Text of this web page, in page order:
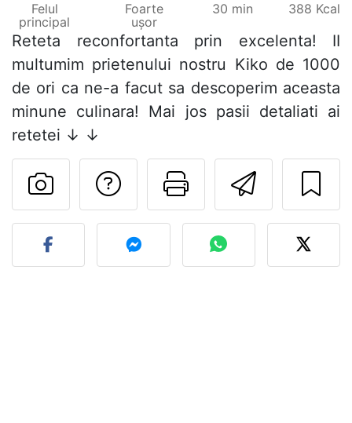
Felul
principal
Foarte
ușor
30 min 388 Kcal
Reteta reconfortanta prin excelenta! II
multumim prietenului nostru Kiko de 1000
de ori ca ne-a facut sa descoperim aceasta
minune culinara! Mai jos pasii detaliati ai
retetei ↓ ↓
Printează
Adresează o
Postează o poză cu